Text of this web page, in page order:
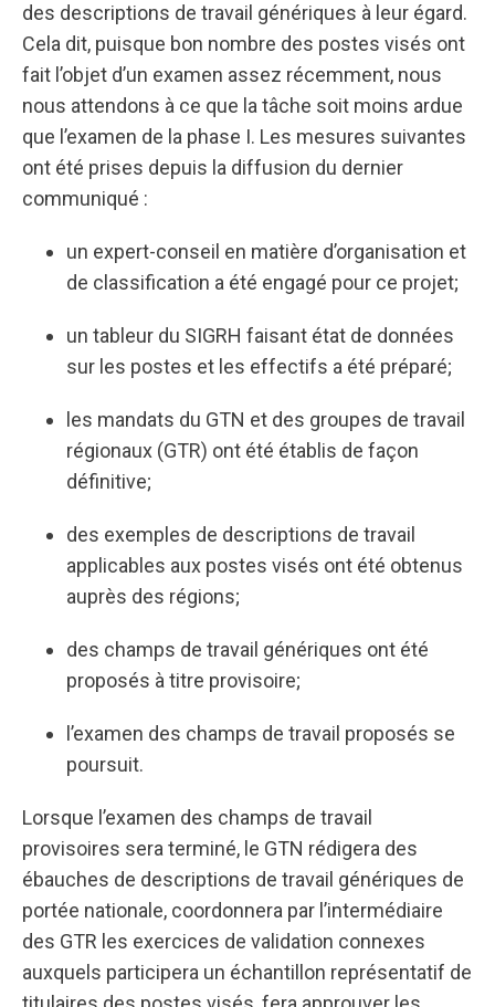
des descriptions de travail génériques à leur égard.
Cela dit, puisque bon nombre des postes visés ont
fait l’objet d’un examen assez récemment, nous
nous attendons à ce que la tâche soit moins ardue
que l’examen de la phase I. Les mesures suivantes
ont été prises depuis la diffusion du dernier
communiqué :
un expert-conseil en matière d’organisation et
de classification a été engagé pour ce projet;
un tableur du SIGRH faisant état de données
sur les postes et les effectifs a été préparé;
les mandats du GTN et des groupes de travail
régionaux (GTR) ont été établis de façon
définitive;
des exemples de descriptions de travail
applicables aux postes visés ont été obtenus
auprès des régions;
des champs de travail génériques ont été
proposés à titre provisoire;
l’examen des champs de travail proposés se
poursuit.
Lorsque l’examen des champs de travail
provisoires sera terminé, le GTN rédigera des
ébauches de descriptions de travail génériques de
portée nationale, coordonnera par l’intermédiaire
des GTR les exercices de validation connexes
auxquels participera un échantillon représentatif de